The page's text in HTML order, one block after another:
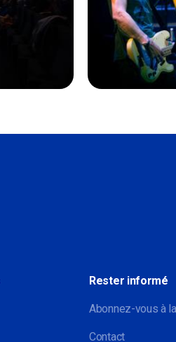
Rester informé
Abonnez-vous à
Contact